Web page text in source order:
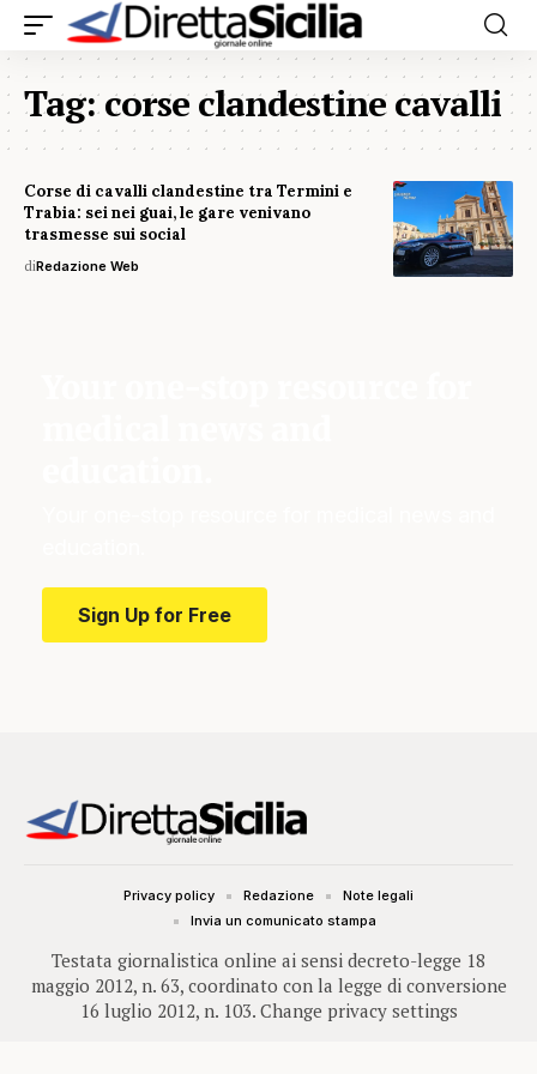
Tag:corse clandestine cavalli
Corse di cavalli clandestine tra Termini e
Trabia: sei nei guai, le gare venivano
trasmesse sui social
diRedazione Web
Sign Up for Free
Testata giornalistica online ai sensi decreto-legge 18
maggio 2012, n. 63, coordinato con la legge di conversione
16 luglio 2012, n. 103. Change privacy settings
Privacy policy Redazione
Note legali
Invia un comunicato stampa